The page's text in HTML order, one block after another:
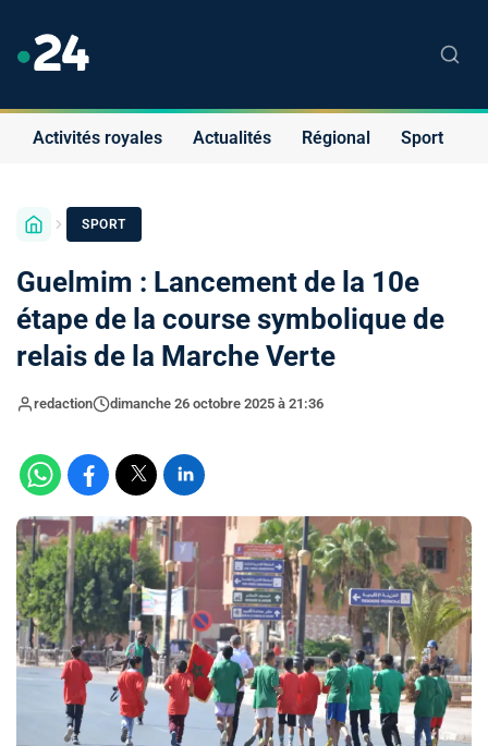
Activités royales Actualités Régional Sport
SPORT
Guelmim : Lancement de la 10e
étape de la course symbolique de
relais de la Marche Verte
redaction dimanche 26 octobre 2025 à 21:36